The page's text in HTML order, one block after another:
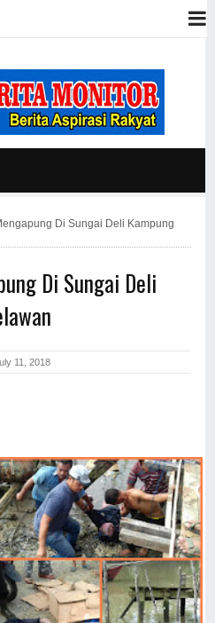
Di Sungai Deli Kampung
Di Sungai Deli
11, 2018